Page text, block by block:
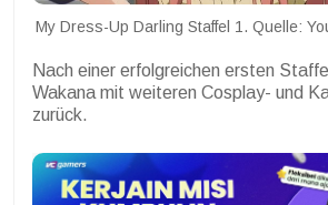
My Dress-Up Darling Staffel 1. Quelle:
Nach einer erfolgreichen ersten
Wakana mit weiteren Cosplay- und
zurück.